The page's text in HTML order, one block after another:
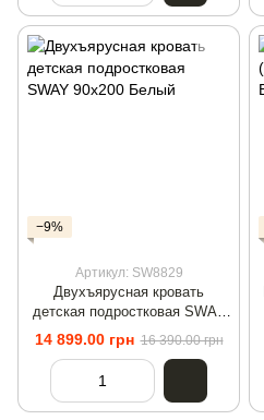
−9%
Артикул: SW8829
Двухъярусная кровать
детская подростковая SWAY
90x200 Белый
14 899.00 грн 16 390.00 грн